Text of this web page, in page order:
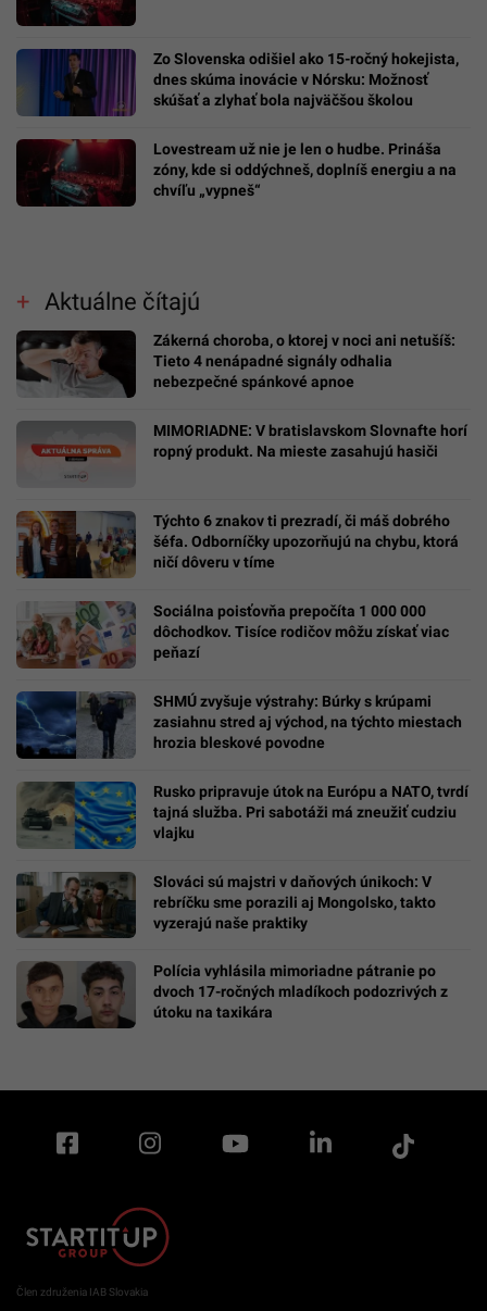
Zo Slovenska odišiel ako 15-ročný hokejista,
dnes skúma inovácie v Nórsku: Možnosť
skúšať a zlyhať bola najväčšou školou
Lovestream už nie je len o hudbe. Prináša
zóny, kde si oddýchneš, doplníš energiu a na
chvíľu „vypneš“
Aktuálne čítajú
Zákerná choroba, o ktorej v noci ani netušíš:
Tieto 4 nenápadné signály odhalia
nebezpečné spánkové apnoe
MIMORIADNE: V bratislavskom Slovnafte horí
ropný produkt. Na mieste zasahujú hasiči
Týchto 6 znakov ti prezradí, či máš dobrého
šéfa. Odborníčky upozorňujú na chybu, ktorá
ničí dôveru v tíme
Sociálna poisťovňa prepočíta 1 000 000
dôchodkov. Tisíce rodičov môžu získať viac
peňazí
SHMÚ zvyšuje výstrahy: Búrky s krúpami
zasiahnu stred aj východ, na týchto miestach
hrozia bleskové povodne
Rusko pripravuje útok na Európu a NATO, tvrdí
tajná služba. Pri sabotáži má zneužiť cudziu
vlajku
Slováci sú majstri v daňových únikoch: V
rebríčku sme porazili aj Mongolsko, takto
vyzerajú naše praktiky
Polícia vyhlásila mimoriadne pátranie po
dvoch 17-ročných mladíkoch podozrivých z
útoku na taxikára
Člen združenia IAB Slovakia